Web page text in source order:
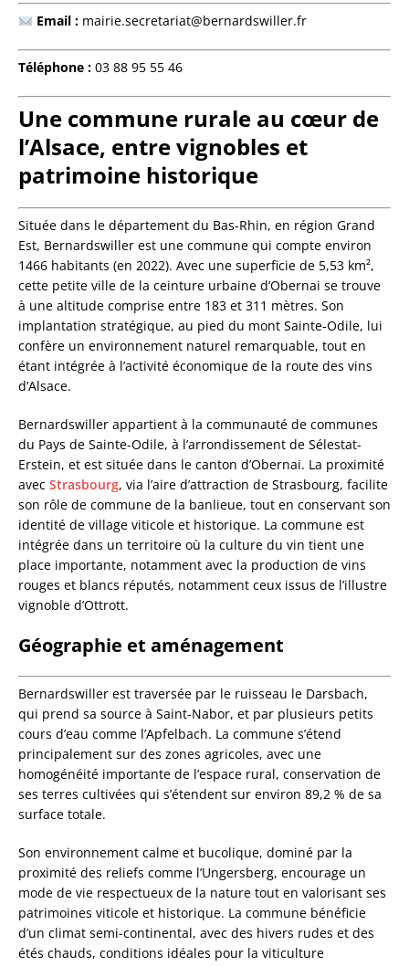
Email : mairie.secretariat@bernardswiller.fr
Téléphone : 03 88 95 55 46
Une commune rurale au cœur de
l’Alsace, entre vignobles et
patrimoine historique
Située dans le département du Bas-Rhin, en région Grand
Est, Bernardswiller est une commune qui compte environ
1466 habitants (en 2022). Avec une superficie de 5,53 km²,
cette petite ville de la ceinture urbaine d’Obernai se trouve
à une altitude comprise entre 183 et 311 mètres. Son
implantation stratégique, au pied du mont Sainte-Odile, lui
confère un environnement naturel remarquable, tout en
étant intégrée à l’activité économique de la route des vins
d’Alsace.
Bernardswiller appartient à la communauté de communes
du Pays de Sainte-Odile, à l’arrondissement de Sélestat-
Erstein, et est située dans le canton d’Obernai. La proximité
avec Strasbourg, via l’aire d’attraction de Strasbourg, facilite
son rôle de commune de la banlieue, tout en conservant son
identité de village viticole et historique. La commune est
intégrée dans un territoire où la culture du vin tient une
place importante, notamment avec la production de vins
rouges et blancs réputés, notamment ceux issus de l’illustre
vignoble d’Ottrott.
Géographie et aménagement
Bernardswiller est traversée par le ruisseau le Darsbach,
qui prend sa source à Saint-Nabor, et par plusieurs petits
cours d’eau comme l’Apfelbach. La commune s’étend
principalement sur des zones agricoles, avec une
homogénéité importante de l’espace rural, conservation de
ses terres cultivées qui s’étendent sur environ 89,2 % de sa
surface totale.
Son environnement calme et bucolique, dominé par la
proximité des reliefs comme l’Ungersberg, encourage un
mode de vie respectueux de la nature tout en valorisant ses
patrimoines viticole et historique. La commune bénéficie
d’un climat semi-continental, avec des hivers rudes et des
étés chauds, conditions idéales pour la viticulture